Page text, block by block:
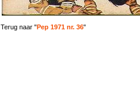
Terug naar "Pep 1971 nr. 36"